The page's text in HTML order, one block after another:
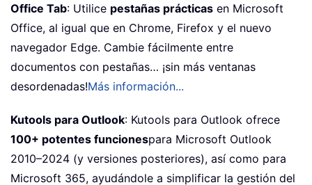
Office Tab: Utilice pestañas prácticas en Microsoft
Office, al igual que en Chrome, Firefox y el nuevo
navegador Edge. Cambie fácilmente entre
documentos con pestañas… ¡sin más ventanas
desordenadas!Más información...
Kutools para Outlook: Kutools para Outlook ofrece
100+ potentes funcionespara Microsoft Outlook
2010–2024 (y versiones posteriores), así como para
Microsoft 365, ayudándole a simplificar la gestión del